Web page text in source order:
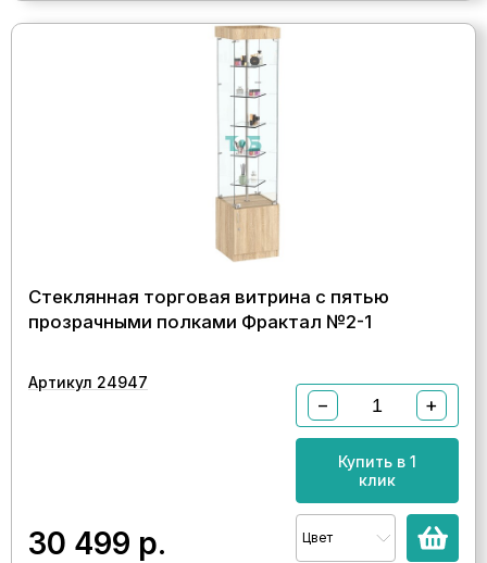
Стеклянная торговая витрина с пятью
прозрачными полками Фрактал №2-1
Артикул 24947
30 499 р.
− +
Купить в 1
клик
Цвет